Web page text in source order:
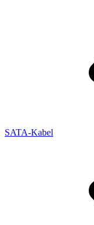
SATA-Kabel